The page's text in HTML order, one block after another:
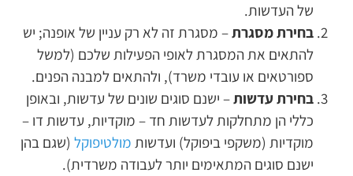
של העדשות.
בחירת מסגרת– מסגרת זה לא רק עניין של אופנה; יש
להתאים את המסגרת לאופי הפעילות שלכם (למשל
ספורטאים או עובדי משרד), ולהתאים למבנה הפנים.
בחירת עדשות– ישנם סוגים שונים של עדשות, ובאופן
כללי הן מתחלקות לעדשות חד – מוקדיות, עדשות דו –
מוקדיות (משקפי ביפוקל) ועדשות מולטיפוקל (שגם בהן
ישנם סוגים המתאימים יותר לעבודה משרדית).